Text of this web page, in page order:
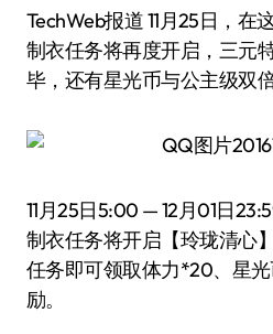
TechWeb报道 11月25日，在这个周末，大喵的限时
制衣任务将再度开启，三元
毕，还有星光币与公主级双
11月25日5:00 — 12月01日
制衣任务将开启【玲珑清心
任务即可领取体力*20、星
励。